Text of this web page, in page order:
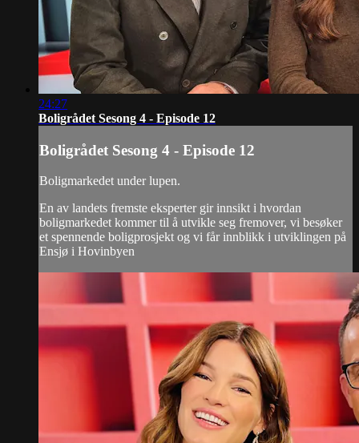
24:27
Boligrådet Sesong 4 - Episode 12
Boligrådet Sesong 4 - Episode 12
Boligmarkedet under lupen.
En av landets fremste eksperter gir innsikt i hvordan
boligmarkedet kommer til å utvikle seg fremover, vi besøker
et spennende boligprosjekt og vi får innblikk i utviklingen på
Ensjø i Hovinbyen